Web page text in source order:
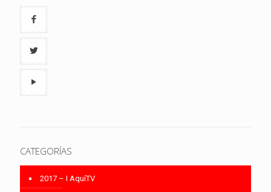
CATEGORÍAS
2017 – I AquíTV